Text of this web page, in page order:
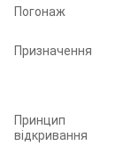
Погонаж
Призначення
Принцип
відкривання